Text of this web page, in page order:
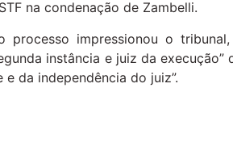
na condenação de Zambelli.
processo impressionou o
instância e juiz da execução”
da independência do juiz”.